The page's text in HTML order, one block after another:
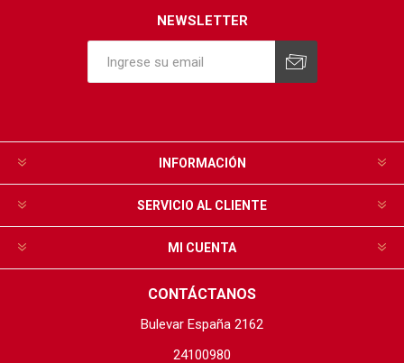
NEWSLETTER
INFORMACIÓN
SERVICIO AL CLIENTE
MI CUENTA
CONTÁCTANOS
Bulevar España 2162
24100980